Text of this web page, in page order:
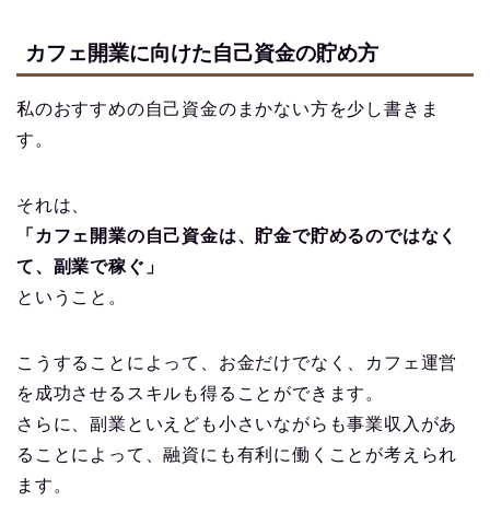
カフェ開業に向けた自己資金の貯め方
私のおすすめの自己資金のまかない方を少し書きま
す。
それは、
「カフェ開業の自己資金は、貯金で貯めるのではなく
て、副業で稼ぐ」
ということ。
こうすることによって、お金だけでなく、カフェ運営
を成功させるスキルも得ることができます。
さらに、副業といえども小さいながらも事業収入があ
ることによって、融資にも有利に働くことが考えられ
ます。